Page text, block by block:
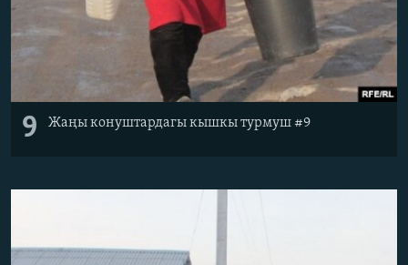
9 Жаңы конуштардагы кышкы турмуш #9